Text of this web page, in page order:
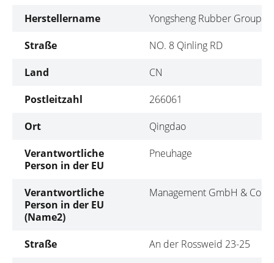
Herstellername
Yongsheng Rubber Group
Straße
NO. 8 Qinling RD
Land
CN
Postleitzahl
266061
Ort
Qingdao
Verantwortliche
Person in der EU
Pneuhage
Verantwortliche
Person in der EU
(Name2)
Management GmbH & Co.
Straße
An der Rossweid 23-25